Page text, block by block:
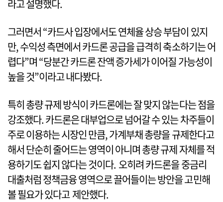
라고 설명했다.
그러면서 “카드사 입장에서도 연체율 상승 부담이 있지
만, 수익성 측면에서 카드론 공급을 급격히 축소하기는 어
렵다”며 “당분간 카드론 잔액 증가세가 이어질 가능성이
높을 것”이라고 내다봤다.
특히 총량 규제 방식이 카드론에는 잘 맞지 않는다는 점을
강조했다. 카드론은 대부업으로 넘어갈 수 있는 차주들이
주로 이용하는 시장인 만큼, 가계부채 총량을 규제한다고
해서 단순히 줄어드는 영역이 아니며 총량 규제 자체를 적
용하기도 쉽지 않다는 것이다. 오히려 카드론을 중금리
대출처럼 정책금융 영역으로 끌어들이는 방안을 고민해
볼 필요가 있다고 제안했다.